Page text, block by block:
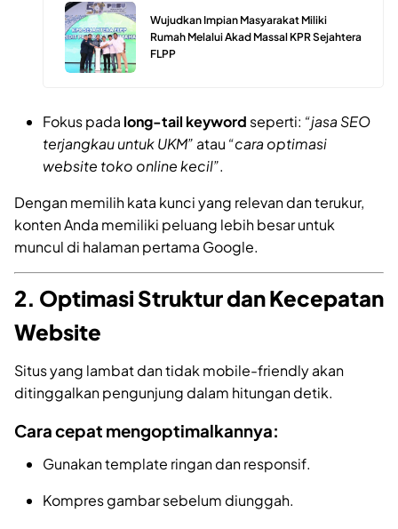
Wujudkan Impian Masyarakat Miliki
Rumah Melalui Akad Massal KPR Sejahtera
FLPP
Fokus pada long-tail keyword seperti: “jasa SEO
terjangkau untuk UKM” atau “cara optimasi
website toko online kecil”.
Dengan memilih kata kunci yang relevan dan terukur,
konten Anda memiliki peluang lebih besar untuk
muncul di halaman pertama Google.
2. Optimasi Struktur dan Kecepatan
Website
Situs yang lambat dan tidak mobile-friendly akan
ditinggalkan pengunjung dalam hitungan detik.
Cara cepat mengoptimalkannya:
Gunakan template ringan dan responsif.
Kompres gambar sebelum diunggah.